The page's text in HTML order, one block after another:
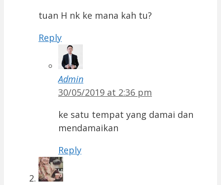
tuan H nk ke mana kah tu?
Reply
Admin
30/05/2019 at 2:36 pm
ke satu tempat yang damai dan
mendamaikan
Reply